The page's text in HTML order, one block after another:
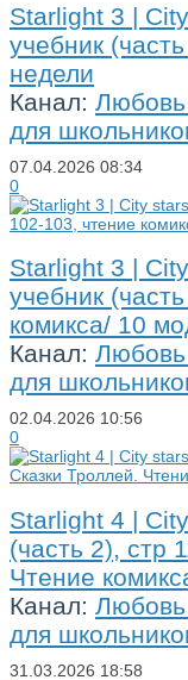
Starlight 3 |
учебник
недели
Канал: Любовь
для
07.04.2026 08:34
0
Starlight 3 |
учебник
комикса/ 10
Канал: Любовь
для
02.04.2026 10:56
0
Starlight 4 |
(часть 2), стр
Чтение
Канал: Любовь
для
31.03.2026 18:58